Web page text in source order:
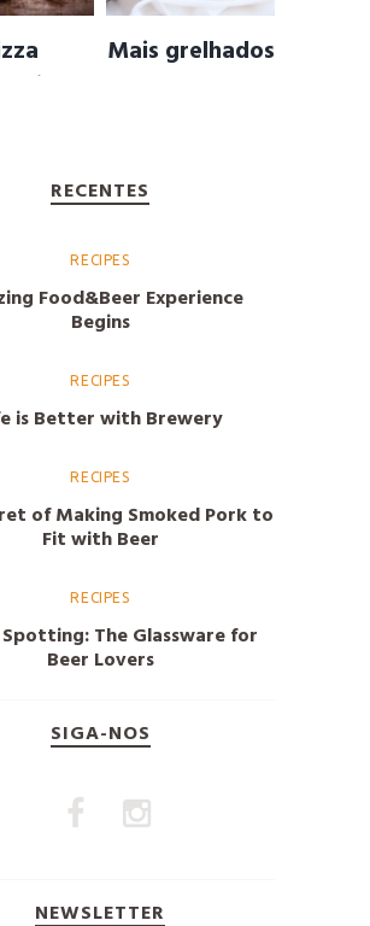
Mais grelhados
RECENTES
RECIPES
Food&Beer Experience
Begins
RECIPES
is Better with Brewery
RECIPES
of Making Smoked Pork to
Fit with Beer
RECIPES
The Glassware for
Beer Lovers
SIGA-NOS
NEWSLETTER